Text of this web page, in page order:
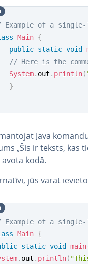
Example of a single-
Main {
public static void
// Here is the
System. out . println(
}
Java
„Šis ir teksts, kas
kodā.
jūs varat
Example of a single-
Main {
static void main
. out . println(